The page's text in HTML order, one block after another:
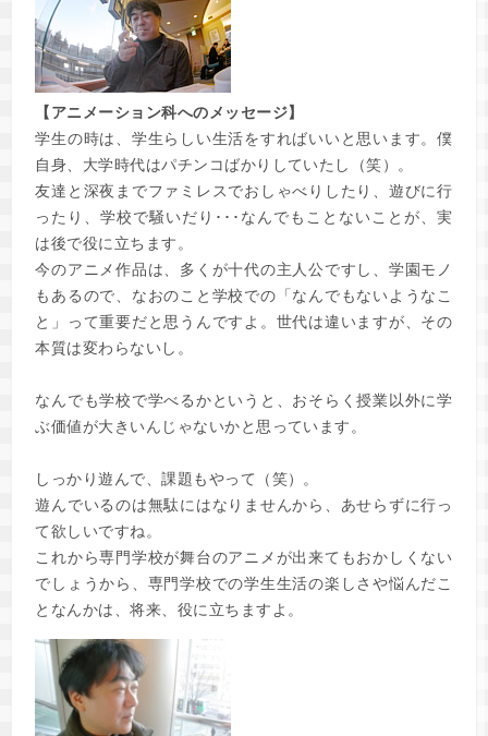
【アニメーション科へのメッセージ】
学生の時は、学生らしい生活をすればいいと思います。僕
自身、大学時代はパチンコばかりしていたし（笑）。
友達と深夜までファミレスでおしゃべりしたり、遊びに行
ったり、学校で騒いだり･･･なんでもことないことが、実
は後で役に立ちます。
今のアニメ作品は、多くが十代の主人公ですし、学園モノ
もあるので、なおのこと学校での「なんでもないようなこ
と」って重要だと思うんですよ。世代は違いますが、その
本質は変わらないし。
なんでも学校で学べるかというと、おそらく授業以外に学
ぶ価値が大きいんじゃないかと思っています。
しっかり遊んで、課題もやって（笑）。
遊んでいるのは無駄にはなりませんから、あせらずに行っ
て欲しいですね。
これから専門学校が舞台のアニメが出来てもおかしくない
でしょうから、専門学校での学生生活の楽しさや悩んだこ
となんかは、将来、役に立ちますよ。